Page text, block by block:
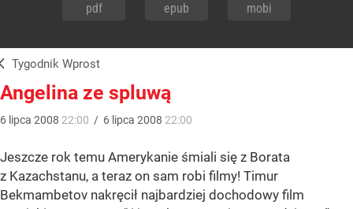
pdf epub mobi
Tygodnik Wprost
Angelina ze spluwą
6 lipca 2008 22:00 / 6 lipca 2008 22:00
Jeszcze rok temu Amerykanie śmiali się z Borata
z Kazachstanu, a teraz on sam robi filmy! Timur
Bekmambetov nakręcił najbardziej dochodowy film